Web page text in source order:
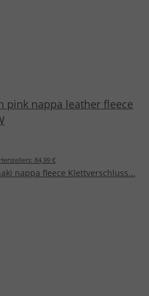
pink nappa leather fleece
84,99 €